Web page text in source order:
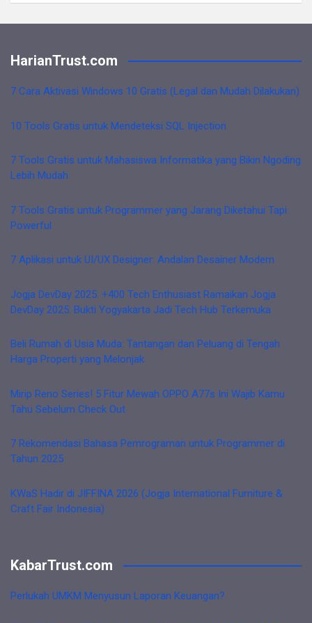
HarianTrust.com
7 Cara Aktivasi Windows 10 Gratis (Legal dan Mudah Dilakukan)
10 Tools Gratis untuk Mendeteksi SQL Injection
7 Tools Gratis untuk Mahasiswa Informatika yang Bikin Ngoding
Lebih Mudah
7 Tools Gratis untuk Programmer yang Jarang Diketahui Tapi
Powerful
7 Aplikasi untuk UI/UX Designer: Andalan Desainer Modern
Jogja DevDay 2025: +400 Tech Enthusiast Ramaikan Jogja
DevDay 2025: Bukti Yogyakarta Jadi Tech Hub Terkemuka
Beli Rumah di Usia Muda: Tantangan dan Peluang di Tengah
Harga Properti yang Melonjak
Mirip Reno Series! 5 Fitur Mewah OPPO A77s Ini Wajib Kamu
Tahu Sebelum Check Out
7 Rekomendasi Bahasa Pemrograman untuk Programmer di
Tahun 2025
KWaS Hadir di JIFFINA 2026 (Jogja International Furniture &
Craft Fair Indonesia)
KabarTrust.com
Perlukah UMKM Menyusun Laporan Keuangan?